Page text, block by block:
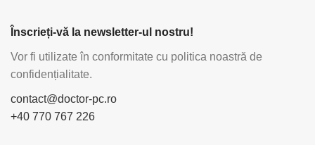
Înscrieți-vă la newsletter-ul nostru!
Vor fi utilizate în conformitate cu politica noastră de
confidențialitate.
contact@doctor-pc.ro
+40 770 767 226